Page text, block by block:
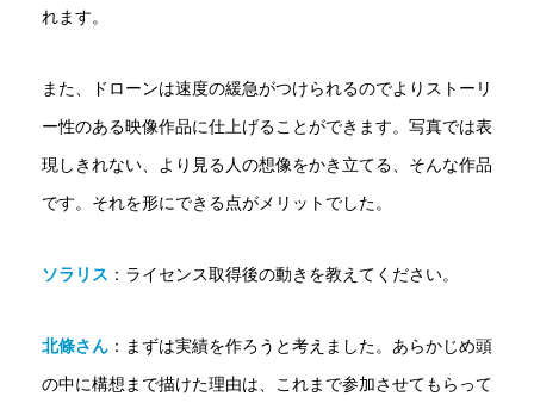
れます。
また、ドローンは速度の緩急がつけられるのでよりストーリ
ー性のある映像作品に仕上げることができます。写真では表
現しきれない、より見る人の想像をかき立てる、そんな作品
です。それを形にできる点がメリットでした。
ソラリス ：ライセンス取得後の動きを教えてください。
北條さん ： まずは実績を作ろうと考えました。あらかじめ頭
の中に構想まで描けた理由は、これまで参加させてもらって